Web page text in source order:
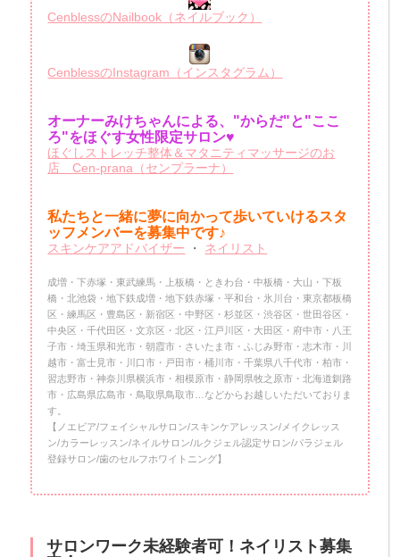
CenblessのNailbook（ネイルブック）
CenblessのInstagram（インスタグラム）
オーナーみけちゃんによる、"からだ"と"ここ
ろ"をほぐす女性限定サロン♥
ほぐしストレッチ整体＆マタニティマッサージのお
店 Cen-prana（センプラーナ）
私たちと一緒に夢に向かって歩いていけるスタ
ッフメンバーを募集中です♪
スキンケアアドバイザー ・ ネイリスト
成増・下赤塚・東武練馬・上板橋・ときわ台・中板橋・大山・下板
橋・北池袋・地下鉄成増・地下鉄赤塚・平和台・氷川台・東京都板橋
区・練馬区・豊島区・新宿区・中野区・杉並区・渋谷区・世田谷区・
中央区・千代田区・文京区・北区・江戸川区・大田区・府中市・八王
子市・埼玉県和光市・朝霞市・さいたま市・ふじみ野市・志木市・川
越市・富士見市・川口市・戸田市・桶川市・千葉県八千代市・柏市・
習志野市・神奈川県横浜市・相模原市・静岡県牧之原市・北海道釧路
市・広島県広島市・鳥取県鳥取市…などからお越しいただいておりま
す。
【ノエビア/フェイシャルサロン/スキンケアレッスン/メイクレッス
ン/カラーレッスン/ネイルサロン/ルクジェル認定サロン/パラジェル
登録サロン/歯のセルフホワイトニング】
サロンワーク未経験者可！ネイリスト募集